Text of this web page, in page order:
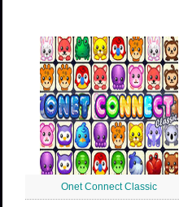
Onet Connect Classic